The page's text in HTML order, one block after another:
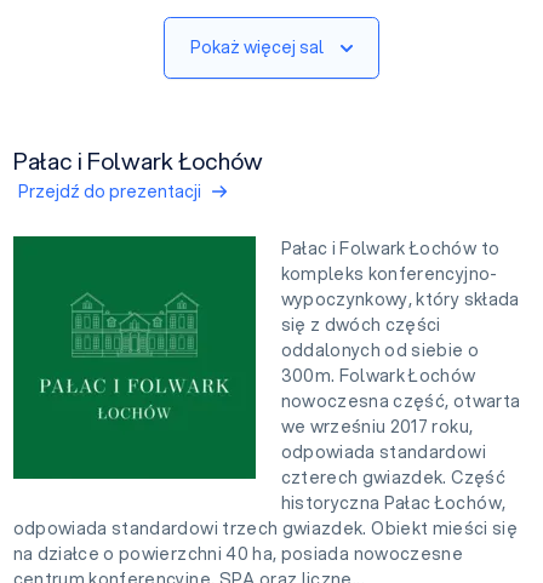
Pokaż więcej sal
Pałac i Folwark Łochów
Przejdź do prezentacji
Pałac i Folwark Łochów to
kompleks konferencyjno-
wypoczynkowy, który składa
się z dwóch części
oddalonych od siebie o
300m. Folwark Łochów
nowoczesna część, otwarta
we wrześniu 2017 roku,
odpowiada standardowi
czterech gwiazdek. Część
historyczna Pałac Łochów,
odpowiada standardowi trzech gwiazdek. Obiekt mieści się
na działce o powierzchni 40 ha, posiada nowoczesne